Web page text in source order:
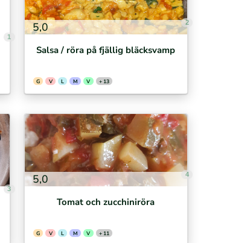
1
5,0 2
Salsa / röra på fjällig bläcksvamp
G V L M V + 13
3
5,0 4
Tomat och zucchiniröra
G V L M V + 11